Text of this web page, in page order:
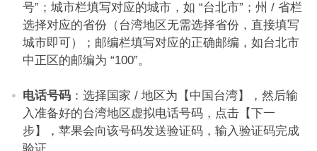
号”；城市栏填写对应的城市，如 “台北市”；州 / 省栏
选择对应的省份（台湾地区无需选择省份，直接填写
城市即可）；邮编栏填写对应的正确邮编，如台北市
中正区的邮编为 “100”。​
电话号码：选择国家 / 地区为【中国台湾】，然后输
入准备好的台湾地区虚拟电话号码，点击【下一
步】，苹果会向该号码发送验证码，输入验证码完成
验证。​